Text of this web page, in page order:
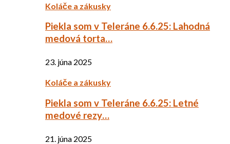
Koláče a zákusky
Piekla som v Teleráne 6.6.25: Lahodná
medová torta…
23. júna 2025
Koláče a zákusky
Piekla som v Teleráne 6.6.25: Letné
medové rezy…
21. júna 2025